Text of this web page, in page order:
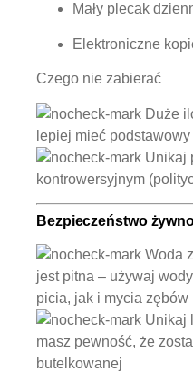
Mały plecak
Elektroniczne
Czego nie zabierać
Duże
lepiej mieć
Unikaj
kontrowersyjnym
Bezpieczeństwo
Woda
jest pitna – używaj
picia, jak i mycia zębów
Unikaj
masz pewność, że
butelkowanej